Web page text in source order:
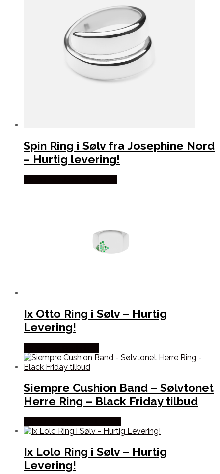
Spin Ring i Sølv fra Josephine Nord
– Hurtig levering!
Ix Otto Ring i Sølv – Hurtig
Levering!
Siempre Cushion Band – Sølvtonet
Herre Ring – Black Friday tilbud
Ix Lolo Ring i Sølv – Hurtig
Levering!